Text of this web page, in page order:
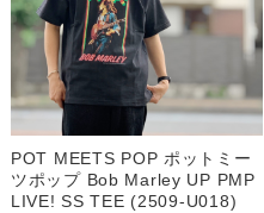
POT MEETS POP ポットミー
ツポップ Bob Marley UP PMP
LIVE! SS TEE (2509-U018)